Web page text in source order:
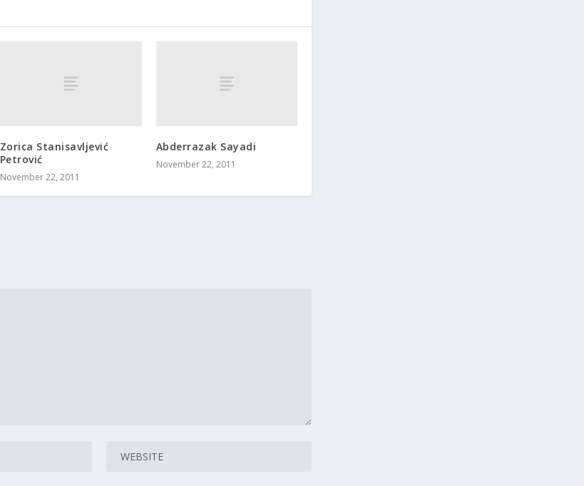
Zorica Stanisavljević
Petrović
November 22, 2011
Abderrazak Sayadi
November 22, 2011